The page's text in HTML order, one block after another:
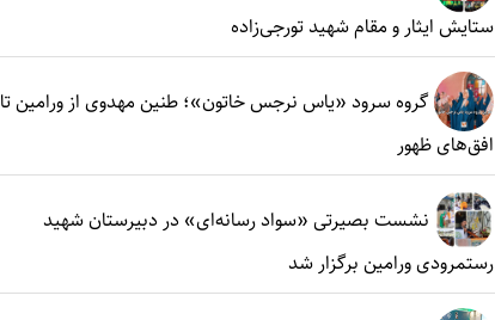
ستایش ایثار و مقام شهید تورجی‌زاده
گروه سرود «یاس نرجس خاتون»؛ طنین مهدوی از ورامین تا
افق‌های ظهور
نشست بصیرتی «سواد رسانه‌ای» در دبیرستان شهید
رستمرودی ورامین برگزار شد